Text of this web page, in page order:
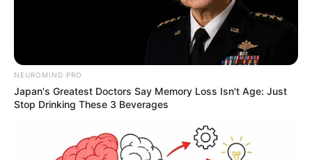
NEUROMIND PRO
Japan's Greatest Doctors Say Memory Loss Isn't Age: Just
Stop Drinking These 3 Beverages